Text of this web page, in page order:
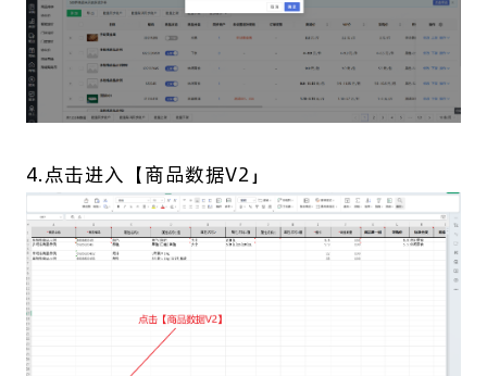
4.点击进入【商品数据V2」